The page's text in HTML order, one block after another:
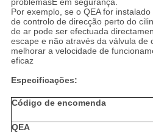
problemasE em segurança.
Por exemplo, se o QEA for
de controlo de direcção perto do
de ar pode ser efectuada
escape e não através da válvula de
melhorar a velocidade de
eficaz
Especificações:
Código de encomenda
QEA